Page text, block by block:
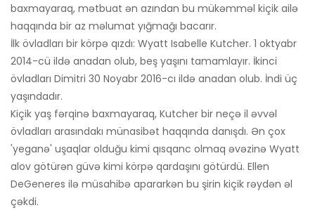
baxmayaraq, mətbuat ən azından bu mükəmməl kiçik ailə
haqqında bir az məlumat yığmağı bacarır.
İlk övladları bir körpə qızdı: Wyatt Isabelle Kutcher. 1 oktyabr
2014-cü ildə anadan olub, beş yaşını tamamlayır. İkinci
övladları Dimitri 30 Noyabr 2016-cı ildə anadan olub. İndi üç
yaşındadır.
Kiçik yaş fərqinə baxmayaraq, Kutcher bir neçə il əvvəl
övladları arasındakı münasibət haqqında danışdı. Ən çox
'yeganə' uşaqlar olduğu kimi qısqanc olmaq əvəzinə Wyatt
alov götürən güvə kimi körpə qardaşını götürdü. Ellen
DeGeneres ilə müsahibə apararkən bu şirin kiçik rəydən əl
çəkdi.